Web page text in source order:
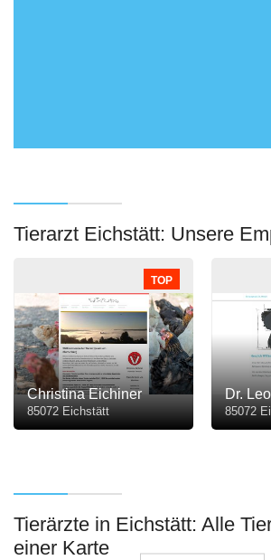
Tierarzt Eichstätt: Unsere
TOP
Christina Eichiner
85072 Eichstätt
Dr.
85072
Tierärzte in Eichstätt: Alle
einer Karte